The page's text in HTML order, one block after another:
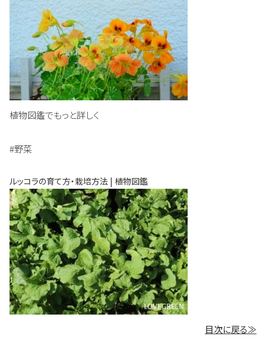
植物図鑑でもっと詳しく
#野菜
ルッコラの育て方・栽培方法 | 植物図鑑
目次に戻る≫